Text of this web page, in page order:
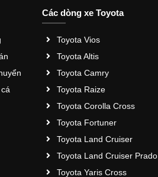
Các dòng xe Toyota
Toyota Vios
Toyota Altis
Toyota Camry
Toyota Raize
Toyota Corolla Cross
Toyota Fortuner
Toyota Land Cruiser
Toyota Land Cruiser Prado
Toyota Yaris Cross